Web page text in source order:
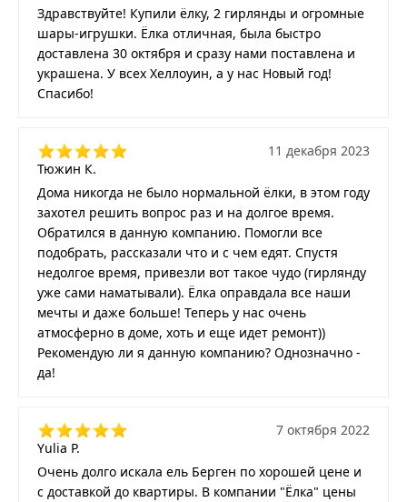
Здравствуйте! Купили ёлку, 2 гирлянды и огромные
шары-игрушки. Ёлка отличная, была быстро
доставлена 30 октября и сразу нами поставлена и
украшена. У всех Хеллоуин, а у нас Новый год!
Спасибо!
Тюжин К.
11 декабря 2023
Дома никогда не было нормальной ёлки, в этом году
захотел решить вопрос раз и на долгое время.
Обратился в данную компанию. Помогли все
подобрать, рассказали что и с чем едят. Спустя
недолгое время, привезли вот такое чудо (гирлянду
уже сами наматывали). Ёлка оправдала все наши
мечты и даже больше! Теперь у нас очень
атмосферно в доме, хоть и еще идет ремонт))
Рекомендую ли я данную компанию? Однозначно -
да!
Yulia P.
7 октября 2022
Очень долго искала ель Берген по хорошей цене и
с доставкой до квартиры. В компании "Ёлка" цены